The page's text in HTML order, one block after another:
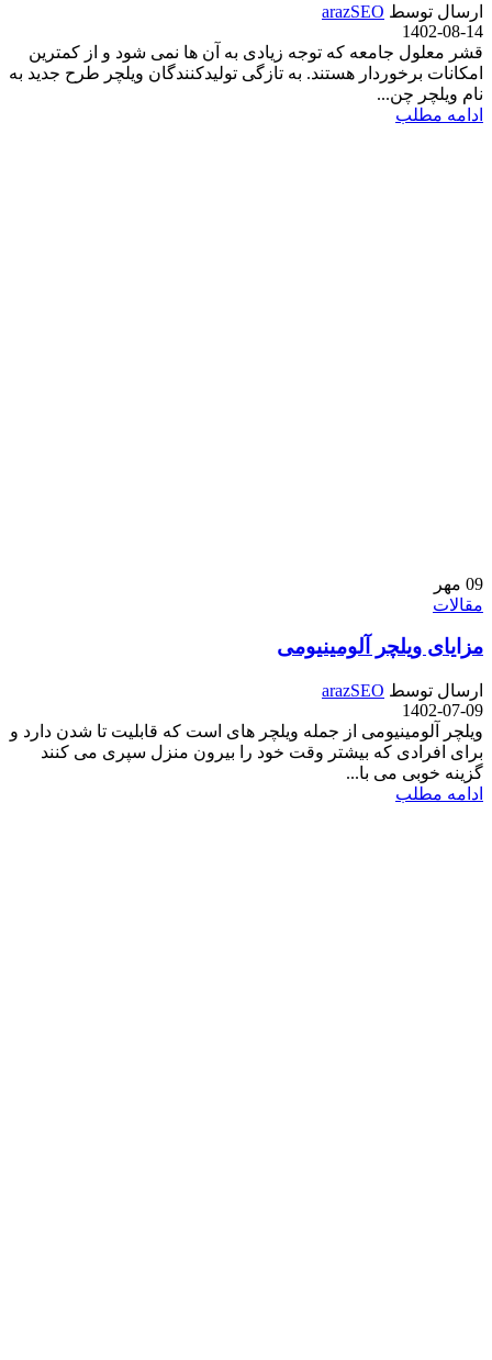
ارسال توسط arazSEO
1402-08-14
قشر معلول جامعه که توجه زیادی به آن ها نمی شود و از کمترین
امکانات برخوردار هستند. به تازگی تولیدکنندگان ویلچر طرح جدید به
نام ویلچر چن...
ادامه مطلب
09 مهر
مقالات
مزایای ویلچر آلومینیومی
ارسال توسط arazSEO
1402-07-09
ویلچر آلومینیومی از جمله ویلچر های است که قابلیت تا شدن دارد و
برای افرادی که بیشتر وقت خود را بیرون منزل سپری می کنند
گزینه خوبی می با...
ادامه مطلب